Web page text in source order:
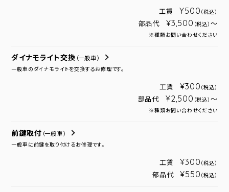
工賃 ¥500 （税込）
部品代 ¥3,500 （税込） ～
※種類お問い合わせください
ダイナモライト交換 （一般車）
一般車のダイナモライトを交換するお修理です。
工賃 ¥300 （税込）
部品代 ¥2,500 （税込） ～
※種類お問い合わせください
前鍵取付 （一般車）
一般車に前鍵を取り付けるお修理です。
工賃 ¥300 （税込）
部品代 ¥550 （税込）